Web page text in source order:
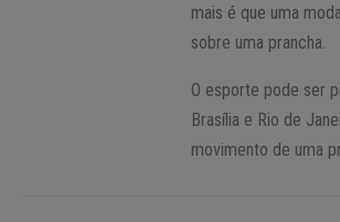
mais é que uma
sobre uma prancha.
O esporte pode ser
Brasília e Rio de
movimento de uma